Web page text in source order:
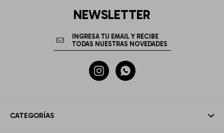
CATEGORÍAS
NEWSLETTER
 